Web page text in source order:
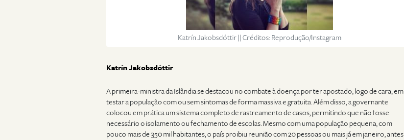
Katrín Jakobsdóttir || Créditos: Reprodução/Instagram
Katrín Jakobsdóttir
A primeira-ministra da Islândia se destacou no combate à doença por ter apostado, logo de cara, em
testar a população com ou sem sintomas de forma massiva e gratuita. Além disso, a governante
colocou em prática um sistema completo de rastreamento de casos, permitindo que não fosse
necessário o isolamento ou fechamento de escolas. Mesmo com uma população pequena, com
pouco mais de 350 mil habitantes, o país proibiu reunião com 20 pessoas ou mais já em janeiro, antes